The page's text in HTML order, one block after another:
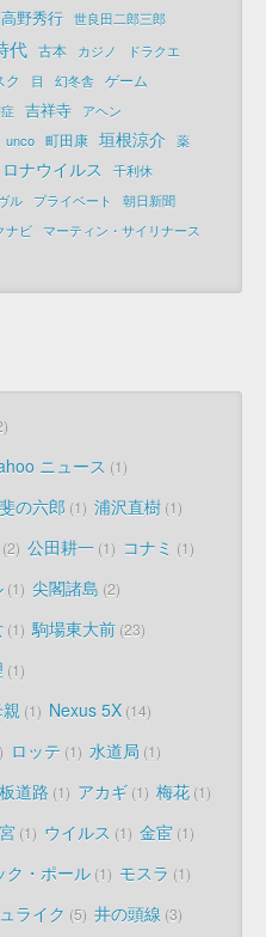
高野秀行 世良田二郎三郎
代 古本 カジノ
ドラクエ
ク 目 幻冬舎 ゲーム
吉祥寺
アヘン
unco 町田康 垣根涼介 薬
ナウイルス
千利休
ル プライベート
朝日新聞
ナビ マーティン・サイリナース
ニュース 1
の六郎 1 浦沢直樹 1
2 公田耕一 1 コナミ 1
1 尖閣諸島 2
1 駒場東大前 23
1
1 Nexus 5X 14
ロッテ 1 水道局 1
道路 1 アカギ 1 梅花 1
1 ウイルス 1 金宦 1
ク・ポール 1 モスラ 1
ライク 5 井の頭線 3